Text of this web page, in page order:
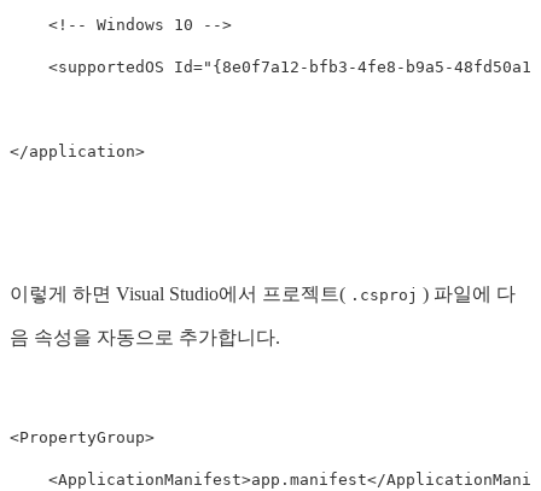
<!-- Windows 10 -->
<supportedOS Id="{8e0f7a12-bfb3-4fe8-b9a5-
</application>
이렇게 하면 Visual Studio에서 프로젝트( .csproj ) 파일에 다
음 속성을 자동으로 추가합니다.
<PropertyGroup>
<ApplicationManifest>app.manifest</